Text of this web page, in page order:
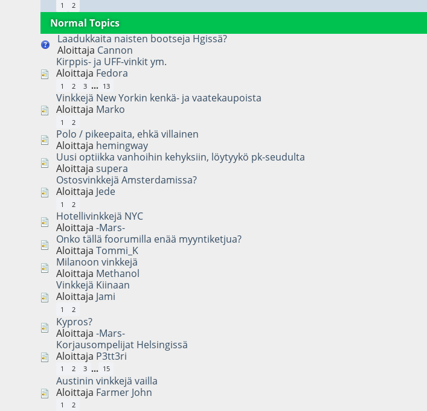
1 2
Normal Topics
Laadukkaita naisten bootseja Hgissä?
Aloittaja Cannon
Kirppis- ja UFF-vinkit ym.
Aloittaja Fedora
1 2 3 ... 13
Vinkkejä New Yorkin kenkä- ja vaatekaupoista
Aloittaja Marko
1 2
Polo / pikeepaita, ehkä villainen
Aloittaja hemingway
Uusi optiikka vanhoihin kehyksiin, löytyykö pk-seudulta
Aloittajasupera
Ostosvinkkejä Amsterdamissa?
Aloittaja Jede
1 2
Hotellivinkkejä NYC
Aloittaja-Mars-
Onko tällä foorumilla enää myyntiketjua?
AloittajaTommi_K
Milanoon vinkkejä
Aloittaja Methanol
Vinkkejä Kiinaan
Aloittaja Jami
1 2
Kypros?
Aloittaja-Mars-
Korjausompelijat Helsingissä
Aloittaja P3tt3ri
1 2 3 ... 15
Austinin vinkkejä vailla
Aloittaja Farmer John
1 2